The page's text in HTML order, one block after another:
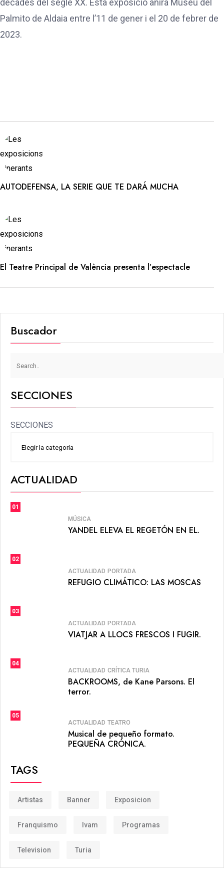
dècades del segle XX. Esta exposició anirà Museu del
Palmito de Aldaia entre l’11 de gener i el 20 de febrer de
2023.
AUTODEFENSA, LA SERIE QUE TE DARÁ MUCHA
El Teatre Principal de València presenta l’espectacle
Buscador
SECCIONES
SECCIONES
ACTUALIDAD
01
MÚSICA
YANDEL ELEVA EL REGETÓN EN EL.
02
ACTUALIDAD PORTADA
REFUGIO CLIMÁTICO: LAS MOSCAS
03
ACTUALIDAD PORTADA
VIATJAR A LLOCS FRESCOS I FUGIR.
04
ACTUALIDAD CRÍTICA TURIA
BACKROOMS, de Kane Parsons. El
terror.
05
ACTUALIDAD TEATRO
Musical de pequeño formato.
PEQUEÑA CRÓNICA.
TAGS
Artistas Banner Exposicion
Franquismo Ivam Programas
Television Turia